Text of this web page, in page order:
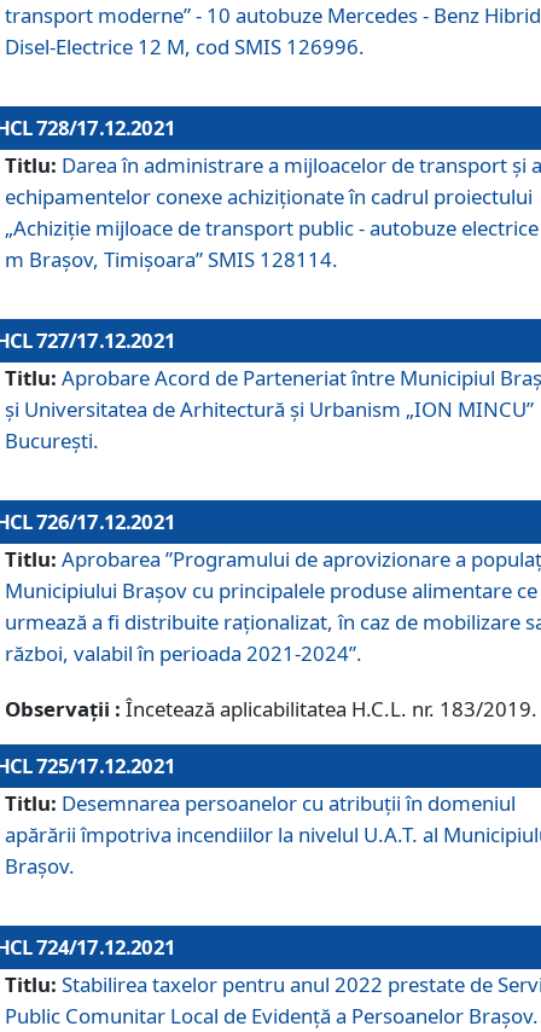
transport moderne” - 10 autobuze Mercedes - Benz Hibrid
Disel-Electrice 12 M, cod SMIS 126996.
728/17.12.2021
Titlu: Darea în administrare a mijloacelor de transport și a
echipamentelor conexe achiziționate în cadrul proiectului
„Achiziție mijloace de transport public - autobuze
m Brașov, Timișoara” SMIS 128114.
727/17.12.2021
Titlu: Aprobare Acord de Parteneriat între Municipiul
și Universitatea de Arhitectură și Urbanism „ION MINCU”
București.
726/17.12.2021
Titlu: Aprobarea ”Programului de aprovizionare a
Municipiului Braşov cu principalele produse alimentare ce
urmează a fi distribuite raționalizat, în caz de mobilizare
război, valabil în perioada 2021-2024”.
Observații : Încetează aplicabilitatea H.C.L. nr. 183/2019.
725/17.12.2021
Titlu: Desemnarea persoanelor cu atribuții în domeniul
apărării împotriva incendiilor la nivelul U.A.T. al
Brașov.
724/17.12.2021
Titlu: Stabilirea taxelor pentru anul 2022 prestate de
Public Comunitar Local de Evidență a Persoanelor Braşov.